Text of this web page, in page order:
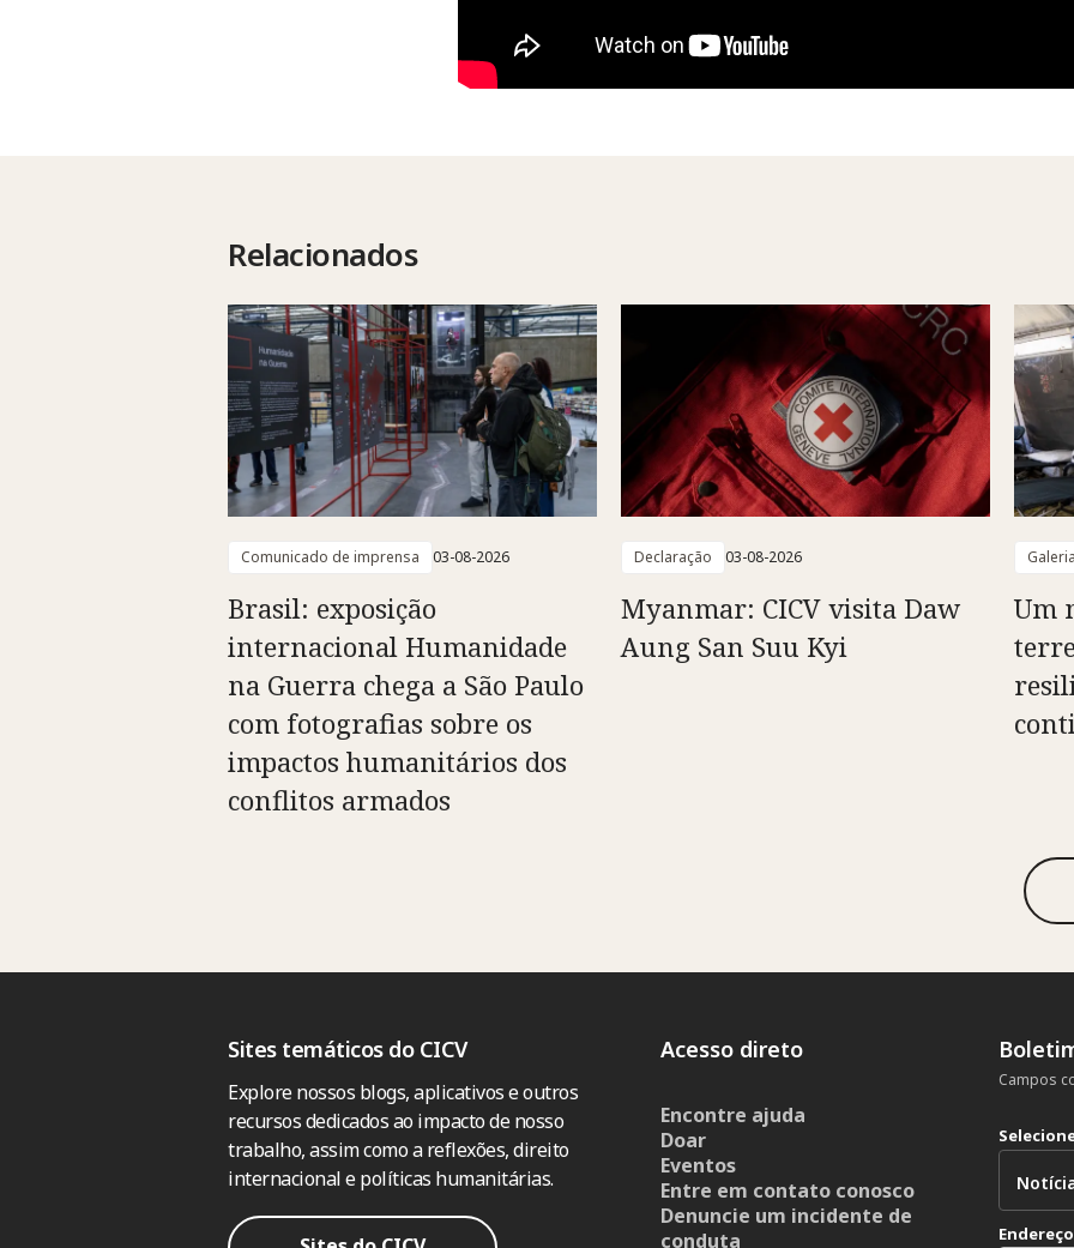
Relacionados
Comunicado de imprensa 03-08-2026
Brasil: exposição
internacional Humanidade
na Guerra chega a São Paulo
com fotografias sobre os
impactos humanitários dos
conflitos armados
Declaração 03-08-2026
Myanmar: CICV visita Daw
Aung San Suu Kyi
Um
Sites temáticos do CICV
Explore nossos blogs, aplicativos e outros
recursos dedicados ao impacto de nosso
trabalho, assim como a reflexões, direito
internacional e políticas humanitárias.
Acesso direto
Encontre ajuda
Doar
Eventos
Entre em contato conosco
Denuncie um incidente de
conduta
Campos